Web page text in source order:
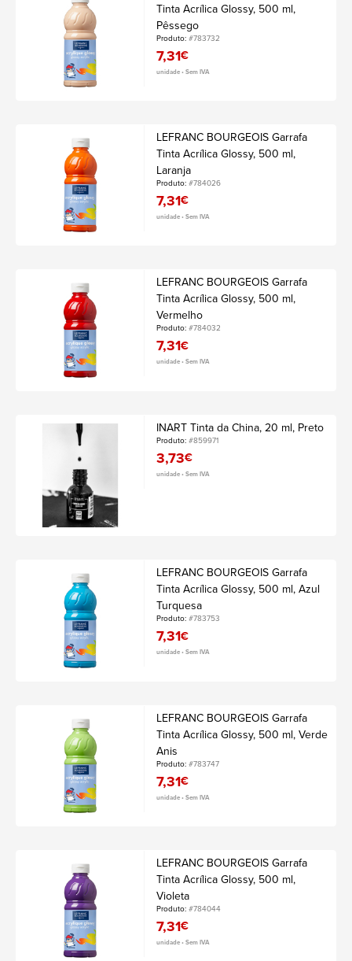
Tinta Acrílica Glossy, 500 ml,
Pêssego
Produto:#783732
7,31€
unidade • Sem IVA
LEFRANC BOURGEOIS Garrafa
Tinta Acrílica Glossy, 500 ml,
Laranja
Produto:#784026
7,31€
unidade • Sem IVA
LEFRANC BOURGEOIS Garrafa
Tinta Acrílica Glossy, 500 ml,
Vermelho
Produto:#784032
7,31€
unidade • Sem IVA
INART Tinta da China, 20 ml, Preto
Produto:#859971
3,73€
unidade • Sem IVA
LEFRANC BOURGEOIS Garrafa
Tinta Acrílica Glossy, 500 ml, Azul
Turquesa
Produto:#783753
7,31€
unidade • Sem IVA
LEFRANC BOURGEOIS Garrafa
Tinta Acrílica Glossy, 500 ml, Verde
Anis
Produto:#783747
7,31€
unidade • Sem IVA
LEFRANC BOURGEOIS Garrafa
Tinta Acrílica Glossy, 500 ml,
Violeta
Produto:#784044
7,31€
unidade • Sem IVA